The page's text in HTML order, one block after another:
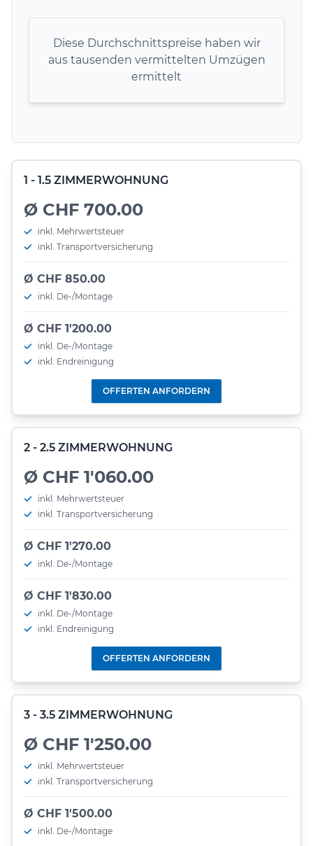
Diese Durchschnittspreise haben wir
aus tausenden vermittelten Umzügen
ermittelt
1 - 1.5 ZIMMERWOHNUNG
Ø CHF 700.00
inkl. Mehrwertsteuer
inkl. Transportversicherung
Ø CHF 850.00
inkl. De-/Montage
Ø CHF 1'200.00
inkl. De-/Montage
inkl. Endreinigung
OFFERTEN ANFORDERN
2 - 2.5 ZIMMERWOHNUNG
Ø CHF 1'060.00
inkl. Mehrwertsteuer
inkl. Transportversicherung
Ø CHF 1'270.00
inkl. De-/Montage
Ø CHF 1'830.00
inkl. De-/Montage
inkl. Endreinigung
OFFERTEN ANFORDERN
3 - 3.5 ZIMMERWOHNUNG
Ø CHF 1'250.00
inkl. Mehrwertsteuer
inkl. Transportversicherung
Ø CHF 1'500.00
inkl. De-/Montage